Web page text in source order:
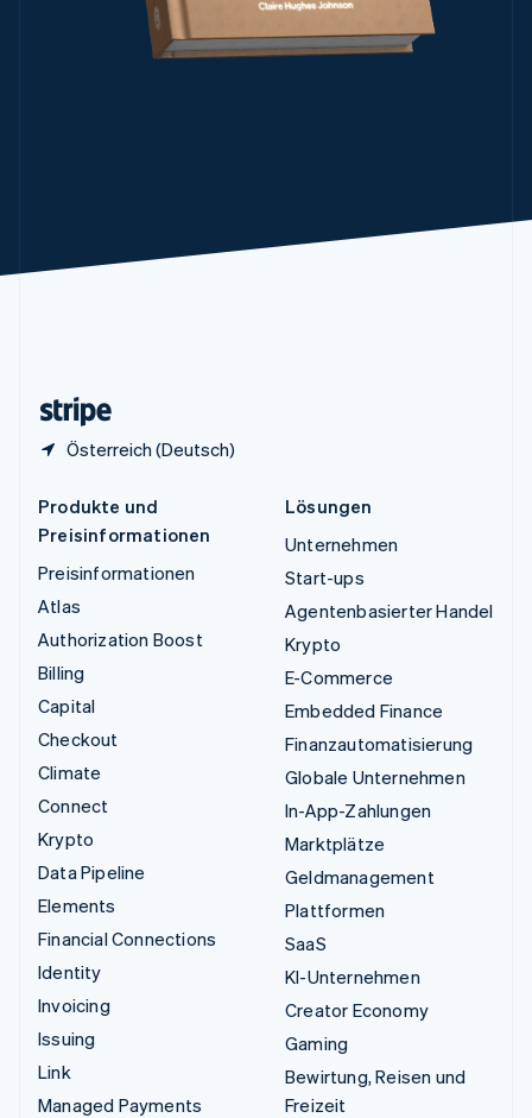
Österreich (Deutsch)
简体中文
English
Vereinigte Staaten
Produkte und
Preisinformationen
Preisinformationen
Atlas
Authorization Boost
Billing
Capital
Checkout
Climate
Connect
Krypto
Data Pipeline
Elements
Financial Connections
Identity
Invoicing
Issuing
Link
Managed Payments
Lösungen
Unternehmen
Start-ups
Agentenbasierter Handel
Krypto
E-Commerce
Embedded Finance
Finanzautomatisierung
Globale Unternehmen
In-App-Zahlungen
Marktplätze
Geldmanagement
Plattformen
SaaS
KI-Unternehmen
Creator Economy
Gaming
Bewirtung, Reisen und
Freizeit